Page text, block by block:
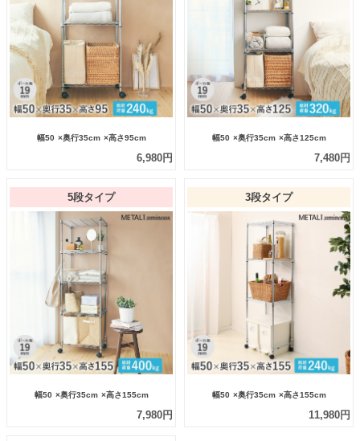
幅50 ×奥行35cm ×高さ95cm
6,980円
幅50 ×奥行35cm ×高さ125cm
7,480円
5段タイプ
幅50 ×奥行35cm ×高さ155cm
7,980円
3段タイプ
幅50 ×奥行35cm ×高さ155cm
11,980円